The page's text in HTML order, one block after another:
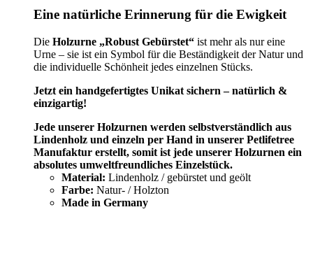
Eine natürliche Erinnerung für die Ewigkeit
Die Holzurne „Robust Gebürstet“ ist mehr als nur eine
Urne – sie ist ein Symbol für die Beständigkeit der Natur und
die individuelle Schönheit jedes einzelnen Stücks.
Jetzt ein handgefertigtes Unikat sichern – natürlich &
einzigartig!
Jede unserer Holzurnen werden selbstverständlich aus
Lindenholz und einzeln per Hand in unserer Petlifetree
Manufaktur erstellt, somit ist jede unserer Holzurnen ein
absolutes umweltfreundliches Einzelstück.
Material: Lindenholz / gebürstet und geölt
Farbe: Natur- / Holzton
Made in Germany